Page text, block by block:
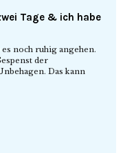
Tage & ich habe
noch ruhig angehen.
der
Das kann